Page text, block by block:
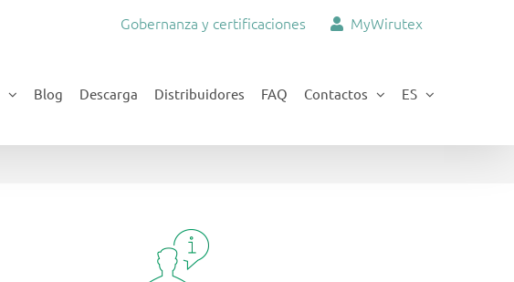
Gobernanza y certificaciones MyWirutex
Blog Descarga Distribuidores FAQ Contactos ES